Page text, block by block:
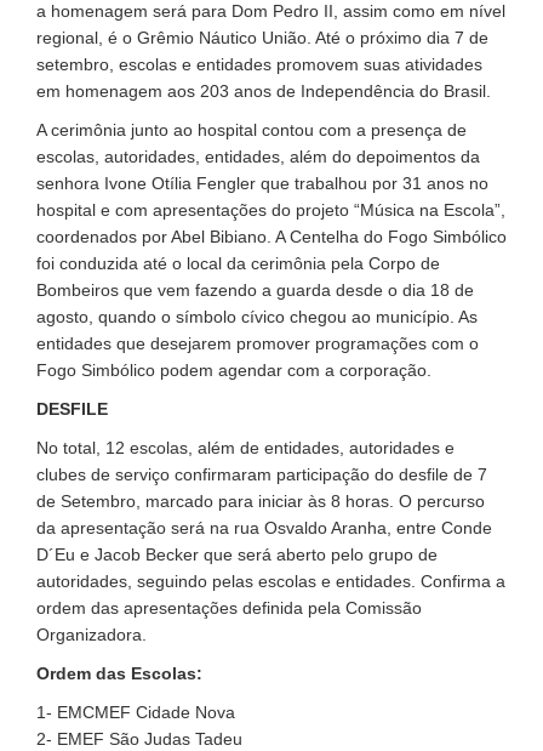
a homenagem será para Dom Pedro II, assim como em nível
regional, é o Grêmio Náutico União. Até o próximo dia 7 de
setembro, escolas e entidades promovem suas atividades
em homenagem aos 203 anos de Independência do Brasil.
A cerimônia junto ao hospital contou com a presença de
escolas, autoridades, entidades, além do depoimentos da
senhora Ivone Otília Fengler que trabalhou por 31 anos no
hospital e com apresentações do projeto “Música na Escola”,
coordenados por Abel Bibiano. A Centelha do Fogo Simbólico
foi conduzida até o local da cerimônia pela Corpo de
Bombeiros que vem fazendo a guarda desde o dia 18 de
agosto, quando o símbolo cívico chegou ao município. As
entidades que desejarem promover programações com o
Fogo Simbólico podem agendar com a corporação.
DESFILE
No total, 12 escolas, além de entidades, autoridades e
clubes de serviço confirmaram participação do desfile de 7
de Setembro, marcado para iniciar às 8 horas. O percurso
da apresentação será na rua Osvaldo Aranha, entre Conde
D´Eu e Jacob Becker que será aberto pelo grupo de
autoridades, seguindo pelas escolas e entidades. Confirma a
ordem das apresentações definida pela Comissão
Organizadora.
Ordem das Escolas:
1- EMCMEF Cidade Nova
2- EMEF São Judas Tadeu